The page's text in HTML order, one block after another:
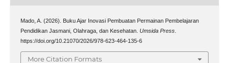
Mado, A. (2026). Buku Ajar Inovasi Pembuatan Permainan Pembelajaran
Pendidikan Jasmani, Olahraga, dan Kesehatan. Umsida Press.
https://doi.org/10.21070/2026/978-623-464-135-6
More Citation Formats